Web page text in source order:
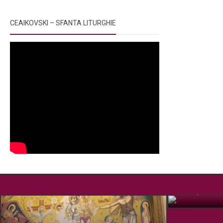
CEAIKOVSKI – SFANTA LITURGHIE